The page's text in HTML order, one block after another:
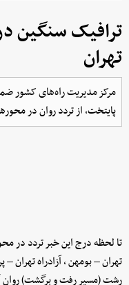
ترافیک سنگین
تهران
مرکز مدیریت راه‌های کشور
پایتخت، از تردد روان در محورهای
تا لحظه درج این خبر تردد در
تهران – بومهن ، آزادراه تهران –
رشت (مسیر رفت و برگشت)